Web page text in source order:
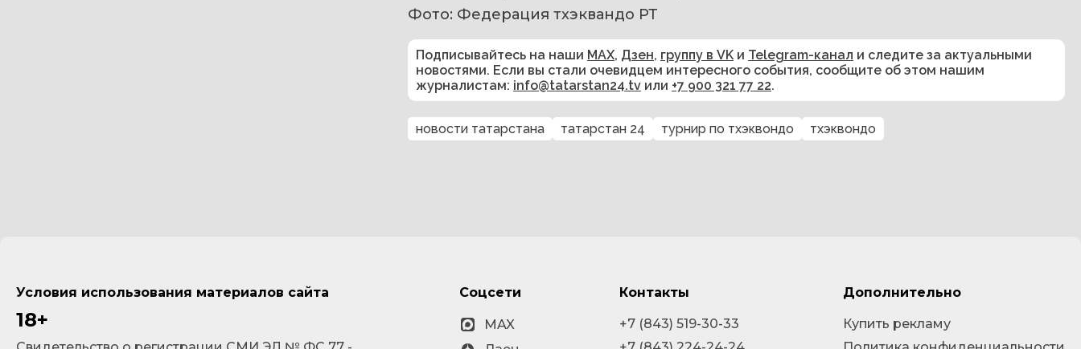
Фото: Федерация тхэквандо РТ
Подписывайтесь на наши MAX, Дзен, группу в VK и Telegram-канал и следите за актуальными
новостями. Если вы стали очевидцем интересного события, сообщите об этом нашим
журналистам: info@tatarstan24.tv или +7 900 321 77 22.
новости татарстана татарстан 24 турнир по тхэквондо тхэквондо
Условия использования материалов сайта
18+
Соцсети
MAX
Контакты
+7 (843) 519-30-33
Дополнительно
Купить рекламу